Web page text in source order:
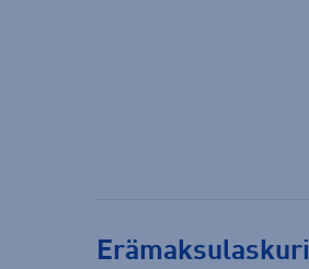
Erämaksulaskuri